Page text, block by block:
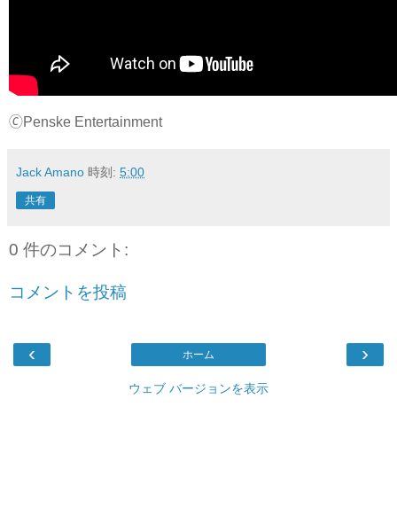
🄫Penske Entertainment
Jack Amano 時刻: 5:00
共有
0 件のコメント:
コメントを投稿
‹ ›
ホーム
ウェブ バージョンを表示